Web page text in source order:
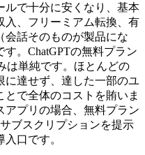
ルで十分に安くなり、基本
入、フリーミアム転換、有
会話そのものが製品にな
。ChatGPTの無料プラン
は単純です。ほとんどの
に達せず、達した一部のユ
で全体のコストを賄いま
アプリの場合、無料プラン
ブスクリプションを提示
口です。